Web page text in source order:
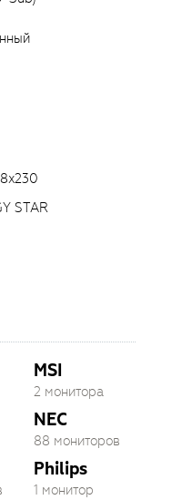
STAR
MSI
2 монитора
NEC
88 мониторов
Philips
1 монитор